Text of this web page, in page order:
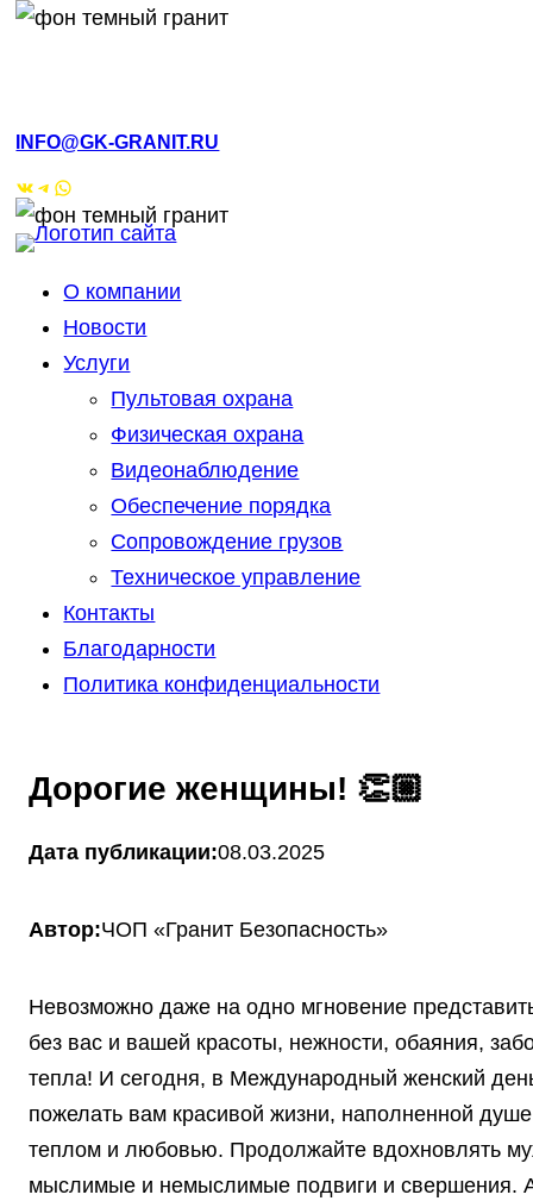
INFO@GK-GRANIT.RU
ВКонтакте
Telegram
WhatsApp
О компании
Новости
Услуги
Пультовая охрана
Физическая охрана
Видеонаблюдение
Обеспечение порядка
Сопровождение грузов
Техническое управление
Контакты
Благодарности
Политика конфиденциальности
Дорогие женщины! 👏🏼
Дата публикации:08.03.2025
Автор:ЧОП «Гранит Безопасность»
Невозможно даже на одно мгновение
без вас и вашей красоты, нежности, обаяния,
тепла! И сегодня, в Международный женский
пожелать вам красивой жизни, наполненной
теплом и любовью. Продолжайте вдохновлять
мыслимые и немыслимые подвиги и свершения.